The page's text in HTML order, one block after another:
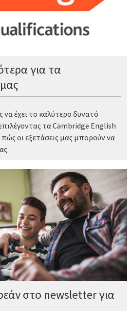
για τα
να έχει το καλύτερο δυνατό
τα Cambridge English
οι εξετάσεις μας μπορούν να
στο newsletter για